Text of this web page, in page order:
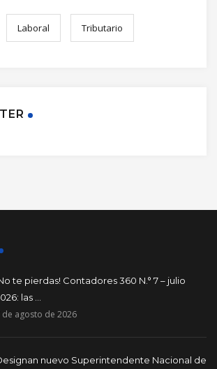
Laboral Tributario
te pierdas! Contadores 360 N.° 7 – julio
las ...
de agosto de 2026
nuevo Superintendente Nacional de